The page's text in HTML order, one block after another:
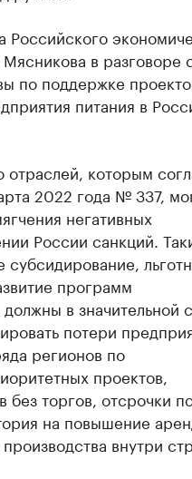
в разговоре
по поддержке
питания в
которым
2022 года № 337,
негативных
России санкций.
программ
в значительной
потери
регионов по
проектов,
торгов, отсрочки
на повышение
внутри